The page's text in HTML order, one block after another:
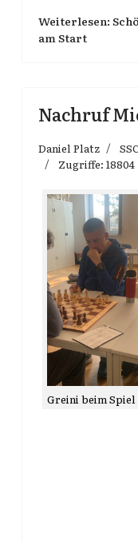
Weiterlesen:
am Start
Nachruf
Daniel Platz
Zugriffe: 18804
Greini beim